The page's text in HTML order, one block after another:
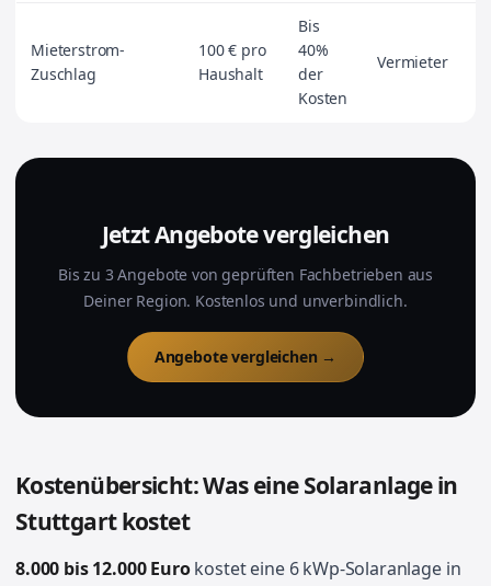
Mieterstrom-
Zuschlag
100 € pro
Haushalt
Bis
40%
der
Kosten
Vermieter
Jetzt Angebote vergleichen
Bis zu 3 Angebote von geprüften Fachbetrieben aus
Deiner Region. Kostenlos und unverbindlich.
Angebote vergleichen →
Kostenübersicht: Was eine Solaranlage in
Stuttgart kostet
8.000 bis 12.000 Eurokostet eine 6 kWp-Solaranlage in